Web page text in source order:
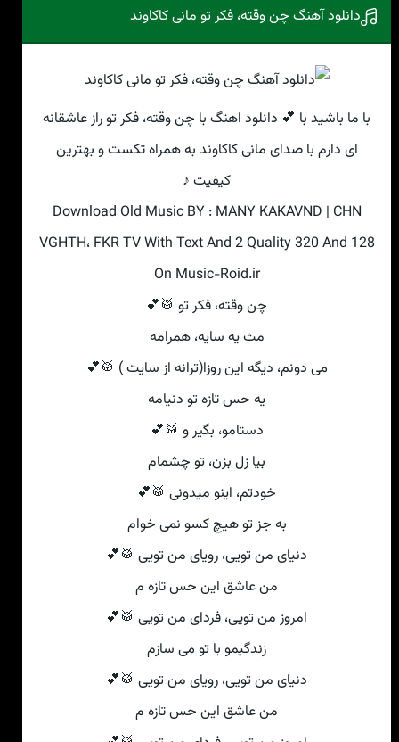
دانلود آهنگ چن وقته، فکر تو مانی کاکاوند
با ما باشید با 💕 دانلود اهنگ با چن وقته، فکر تو راز عاشقانه
ای دارم با صدای مانی کاکاوند به همراه تکست و بهترین
کیفیت ♪
Download Old Music BY : MANY KAKAVND | CHN
VGHTH، FKR TV With Text And 2 Quality 320 And 128
On Music-Roid.ir
چن وقته، فکر تو 🥁💕
مث یه سایه، همرامه
می دونم، دیگه این روزا(ترانه از سایت ) 🥁💕
یه حس تازه تو دنیامه
دستامو، بگیر و 🥁💕
بیا زل بزن، تو چشمام
خودتم، اینو میدونی 🥁💕
به جز تو هیچ کسو نمی خوام
دنیای من تویی، رویای من تویی 🥁💕
من عاشق این حس تازه م
امروز من تویی، فردای من تویی 🥁💕
زندگیمو با تو می سازم
دنیای من تویی، رویای من تویی 🥁💕
من عاشق این حس تازه م